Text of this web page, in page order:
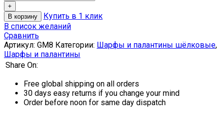
В корзину
Купить в 1 клик
В список желаний
Сравнить
Артикул: GM8 Категории: Шарфы и палантины шёлковые,
Шарфы и палантины
Share On:
Free global shipping on all orders
30 days easy returns if you change your mind
Order before noon for same day dispatch